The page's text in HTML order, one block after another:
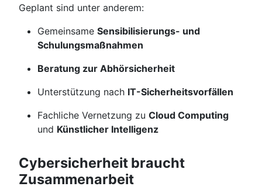
Geplant sind unter anderem:
Gemeinsame Sensibilisierungs- und
Schulungsmaßnahmen
Beratung zur Abhörsicherheit
Unterstützung nach IT-Sicherheitsvorfällen
Fachliche Vernetzung zu Cloud Computing
und Künstlicher Intelligenz
Cybersicherheit braucht
Zusammenarbeit